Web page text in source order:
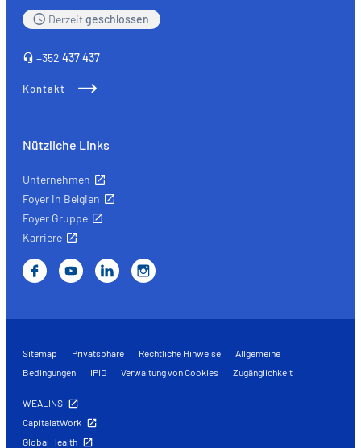
Versicherungen
Derzeitgeschlossen
+352 437 437
Kontakt
Nützliche Links
Unternehmen
Foyer in Belgien
Foyer Gruppe
Karriere
Sitemap Privatsphäre Rechtliche Hinweise
Allgemeine
Bedingungen
IPID Verwaltung von Cookies Zugänglichkeit
WEALINS
CapitalatWork
Global Health